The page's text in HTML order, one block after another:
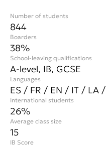
Number of students
844
Boarders
38%
School-leaving qualifications
A-level, IB, GCSE
Average class size
15
International students
26%
Languages
ES / FR / EN / IT / LA
IB Score